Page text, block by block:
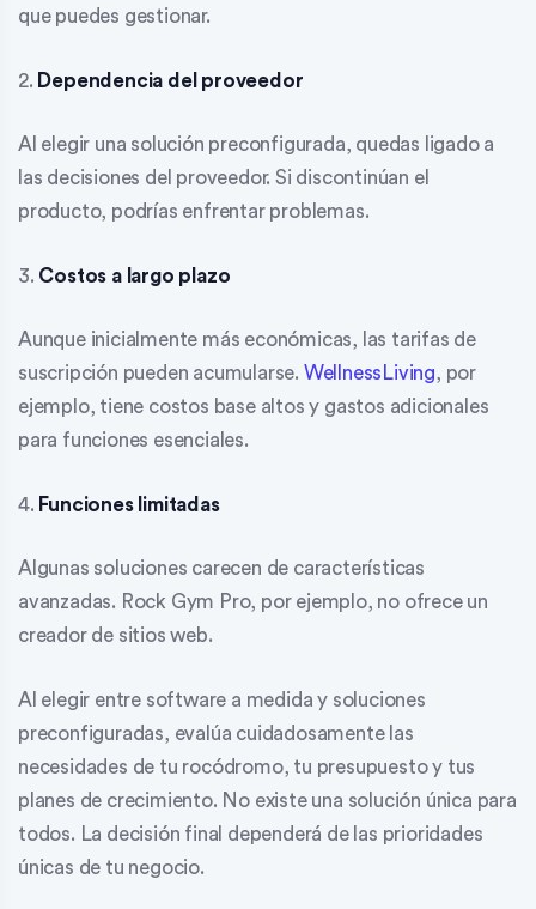
que puedes gestionar.
2. Dependencia del proveedor
Al elegir una solución preconfigurada, quedas ligado a
las decisiones del proveedor. Si discontinúan el
producto, podrías enfrentar problemas.
3. Costos a largo plazo
Aunque inicialmente más económicas, las tarifas de
suscripción pueden acumularse. WellnessLiving, por
ejemplo, tiene costos base altos y gastos adicionales
para funciones esenciales.
4. Funciones limitadas
Algunas soluciones carecen de características
avanzadas. Rock Gym Pro, por ejemplo, no ofrece un
creador de sitios web.
Al elegir entre software a medida y soluciones
preconfiguradas, evalúa cuidadosamente las
necesidades de tu rocódromo, tu presupuesto y tus
planes de crecimiento. No existe una solución única para
todos. La decisión final dependerá de las prioridades
únicas de tu negocio.